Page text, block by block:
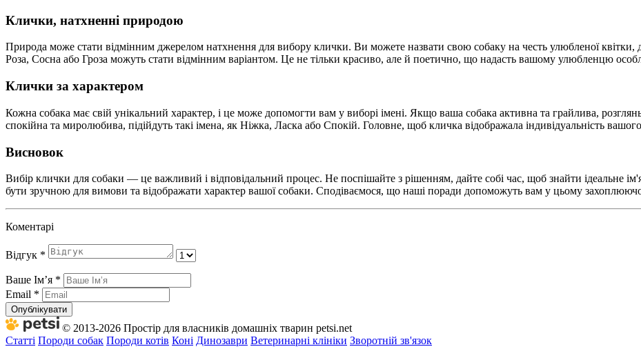
Клички, натхненні природою
Природа може стати відмінним джерелом натхнення для вибору клички. Ви можете назвати свою собаку на честь улюбленої квітки,
Роза, Сосна або Гроза можуть стати відмінним варіантом. Це не тільки красиво, але й поетично, що надасть вашому улюбленцю
Клички за характером
Кожна собака має свій унікальний характер, і це може допомогти вам у виборі імені. Якщо ваша собака активна та грайлива,
спокійна та миролюбива, підійдуть такі імена, як Ніжка, Ласка або Спокій. Головне, щоб кличка відображала індивідуальність
Висновок
Вибір клички для собаки — це важливий і відповідальний процес. Не поспішайте з рішенням, дайте собі час, щоб знайти ідеальне
бути зручною для вимови та відображати характер вашої собаки. Сподіваємося, що наші поради допоможуть вам у цьому
Коментарі
Відгук *
Ваше Імʼя *
Email *
Опублікувати
© 2013-2026 Простір для власників домашніх тварин petsi.net
Статті Породи собак Породи котів Коні Динозаври Ветеринарні клініки Зворотній зв'язок